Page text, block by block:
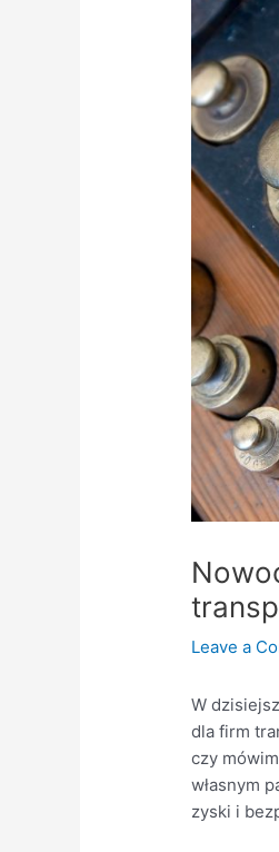
Leave a
W
dla firm
czy
własnym
zyski i